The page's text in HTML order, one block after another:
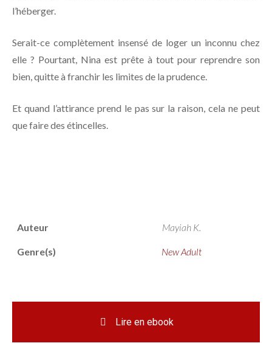
l’héberger.
Serait-ce complètement insensé de loger un inconnu chez
elle ? Pourtant, Nina est prête à tout pour reprendre son
bien, quitte à franchir les limites de la prudence.
Et quand l’attirance prend le pas sur la raison, cela ne peut
que faire des étincelles.
Auteur Mayiah K.
Genre(s) New Adult
Lire en ebook